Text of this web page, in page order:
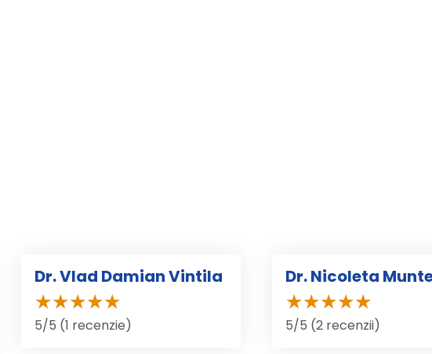
Dr. Vlad Damian Vintila
5/5 (1 recenzie)
Dr. Nicoleta
5/5 (2 recenzii)